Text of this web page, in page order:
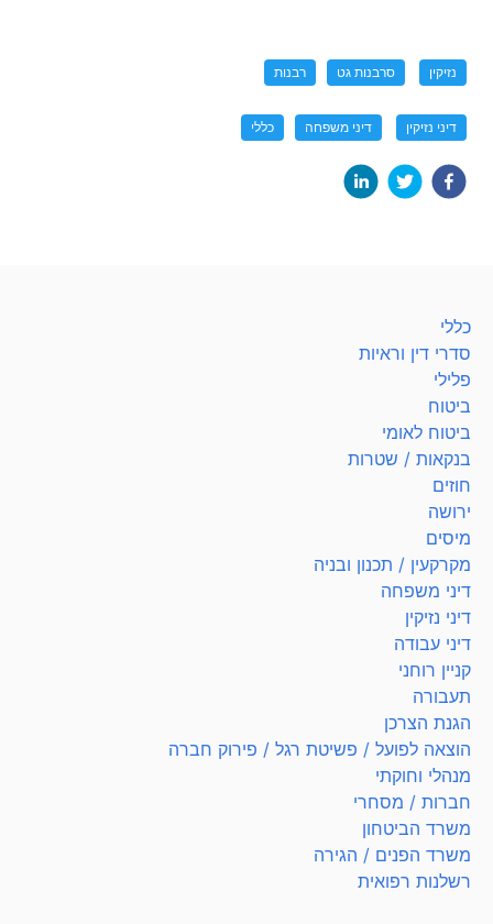
נזיקין סרבנות גט רבנות
דיני נזיקין דיני משפחה כללי
כללי
סדרי דין וראיות
פלילי
ביטוח
ביטוח לאומי
בנקאות / שטרות
חוזים
ירושה
מיסים
מקרקעין / תכנון ובניה
דיני משפחה
דיני נזיקין
דיני עבודה
קניין רוחני
תעבורה
הגנת הצרכן
הוצאה לפועל / פשיטת רגל / פירוק חברה
מנהלי וחוקתי
חברות / מסחרי
משרד הביטחון
משרד הפנים / הגירה
רשלנות רפואית